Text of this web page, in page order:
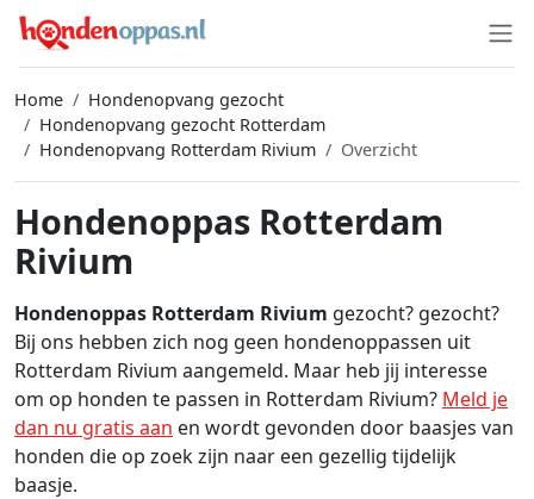
Home
Hondenopvang gezocht
Hondenopvang gezocht Rotterdam
Hondenopvang Rotterdam Rivium
Overzicht
Hondenoppas Rotterdam
Rivium
Hondenoppas Rotterdam Rivium gezocht? gezocht?
Bij ons hebben zich nog geen hondenoppassen uit
Rotterdam Rivium aangemeld. Maar heb jij interesse
om op honden te passen in Rotterdam Rivium? Meld je
dan nu gratis aan en wordt gevonden door baasjes van
honden die op zoek zijn naar een gezellig tijdelijk
baasje.